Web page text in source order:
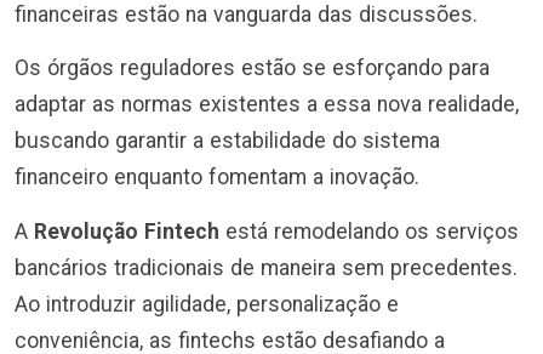
financeiras estão na vanguarda das discussões.
Os órgãos reguladores estão se esforçando para
adaptar as normas existentes a essa nova realidade,
buscando garantir a estabilidade do sistema
financeiro enquanto fomentam a inovação.
A Revolução Fintech está remodelando os serviços
bancários tradicionais de maneira sem precedentes.
Ao introduzir agilidade, personalização e
conveniência, as fintechs estão desafiando a